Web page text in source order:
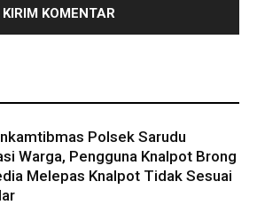
Polsek Sarudu
Warga, Pengguna Knalpot Brong
Melepas Knalpot Tidak Sesuai